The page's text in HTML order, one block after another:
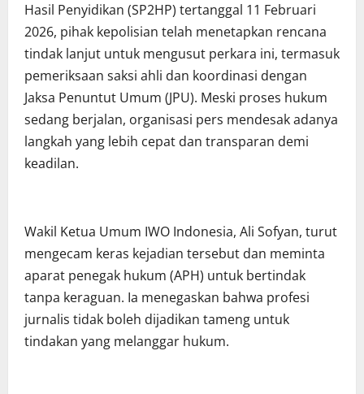
Hasil Penyidikan (SP2HP) tertanggal 11 Februari
2026, pihak kepolisian telah menetapkan rencana
tindak lanjut untuk mengusut perkara ini, termasuk
pemeriksaan saksi ahli dan koordinasi dengan
Jaksa Penuntut Umum (JPU). Meski proses hukum
sedang berjalan, organisasi pers mendesak adanya
langkah yang lebih cepat dan transparan demi
keadilan.
Wakil Ketua Umum IWO Indonesia, Ali Sofyan, turut
mengecam keras kejadian tersebut dan meminta
aparat penegak hukum (APH) untuk bertindak
tanpa keraguan. Ia menegaskan bahwa profesi
jurnalis tidak boleh dijadikan tameng untuk
tindakan yang melanggar hukum.